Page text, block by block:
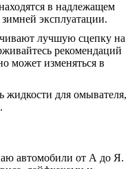
в надлежащем
эксплуатации.
лучшую сцепку на
рекомендаций
может изменяться в
жидкости для омывателя,
автомобили от А до Я.